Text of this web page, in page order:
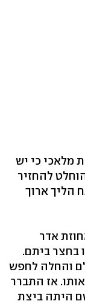
מלאכי כי יש
להחזיר
הליך ארוך
אחוזת אדר
בחצר ביתם.
והחלה לחפש
אז התברר
היתה ביצת